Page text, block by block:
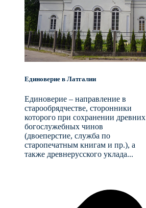
Единоверие в Латгалии
Единоверие – направление в
старообрядчестве, сторонники
которого при сохранении древних
богослужебных чинов
(двоеперстие, служба по
старопечатным книгам и пр.), а
также древнерусского уклада...